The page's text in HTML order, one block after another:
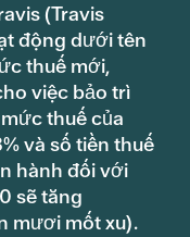
(Travis
động dưới tên
thuế mới,
việc bảo trì
thuế của
và số tiền thuế
hành đối với
sẽ tăng
mươi mốt xu).